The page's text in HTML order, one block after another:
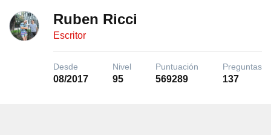
Ruben Ricci
Escritor
Desde
08/2017
Nivel
95
Puntuación
569289
Preguntas
137